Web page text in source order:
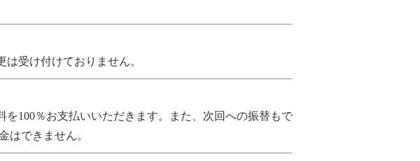
受け付けておりません。
100％お支払いいただきます。また、次回への振替もで
はできません。